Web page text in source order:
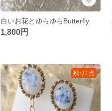
白いお花とゆらゆらButterfly
1,800円
残り1点